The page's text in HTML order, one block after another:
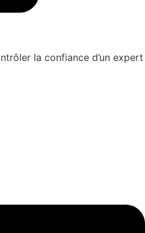
la confiance d’un expert